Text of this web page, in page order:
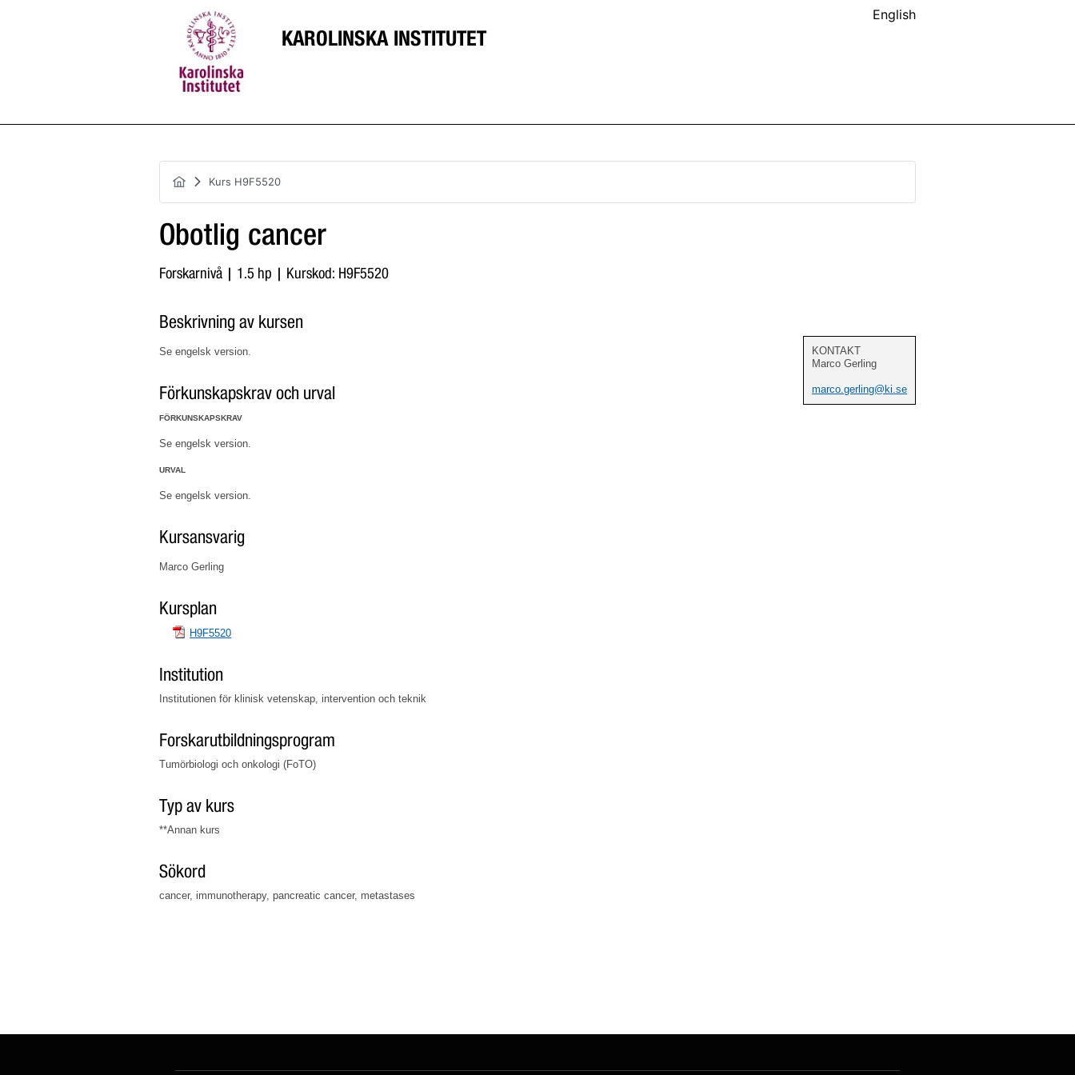
KAROLINSKA INSTITUTET
English
Kurs H9F5520
Obotlig cancer
Forskarnivå | 1.5 hp | Kurskod: H9F5520
Beskrivning av kursen
Se engelsk version.
Förkunskapskrav och urval
FÖRKUNSKAPSKRAV
Se engelsk version.
URVAL
Se engelsk version.
Kursansvarig
Marco Gerling
Kursplan
H9F5520
Institution
Institutionen för klinisk vetenskap, intervention och teknik
Forskarutbildningsprogram
Tumörbiologi och onkologi (FoTO)
Typ av kurs
**Annan kurs
Sökord
cancer, immunotherapy, pancreatic cancer, metastases
KONTAKT
Marco Gerling
marco.gerling@ki.se